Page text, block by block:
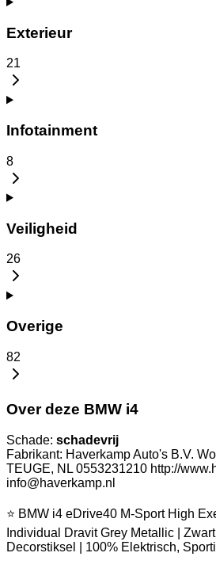
Exterieur
21
Infotainment
8
Veiligheid
26
Overige
82
Over deze BMW i4
Schade: schadevrij
Fabrikant: Haverkamp Auto's B.V.
TEUGE, NL 0553231210 http://
info@haverkamp.nl
⭐ BMW i4 eDrive40 M-Sport High
Individual Dravit Grey Metallic |
Decorstiksel | 100% Elektrisch,